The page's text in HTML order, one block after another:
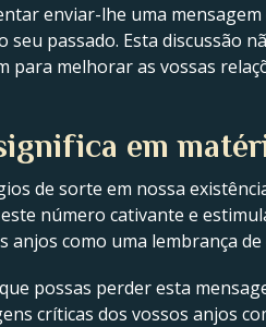
enviar-lhe uma
passado. Esta discussão
para melhorar as vossas
em
de sorte em nossa
número cativante e
anjos como uma lembrança
possas perder esta
críticas dos vossos anjos